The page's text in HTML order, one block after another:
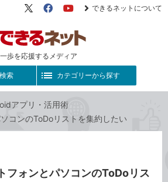
歩を応援するメディア
X（旧
FacebookYouTube
できるネットについて
索 カテゴリーから探す
アプリ・活用術
コンのToDoリストを集約したい
フォンとパソコンのToDoリス